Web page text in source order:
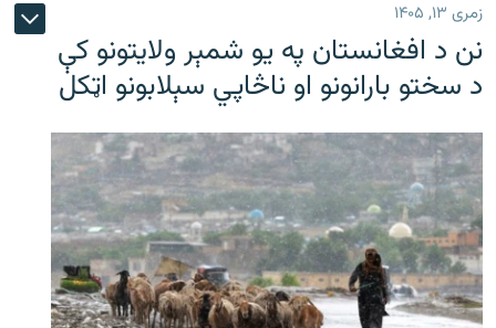
زمری ۱۳, ۱۴۰۵
نن د افغانستان په یو شمېر ولایتونو کې
د سختو بارانونو او ناڅاپي سېلابونو اټکل